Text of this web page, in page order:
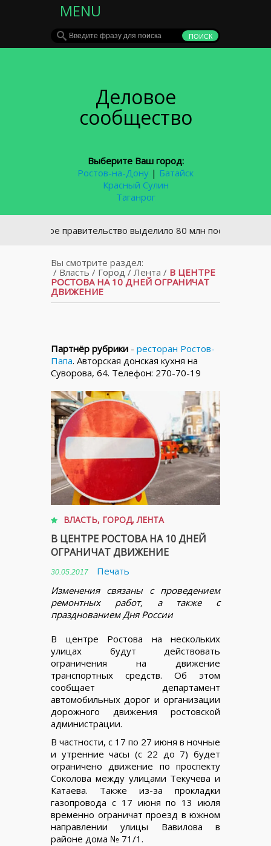
MENU
Деловое
сообщество
Выберите Ваш город:
Ростов-на-Дону | Батайск
Красный Сулин
Таганрог
правительство выделило 80 млн пострадавшим от
Вы смотрите раздел:
/ Власть / Город / Лента / В ЦЕНТРЕ
РОСТОВА НА 10 ДНЕЙ ОГРАНИЧАТ
ДВИЖЕНИЕ
Партнёр рубрики - ресторан Ростов-
Папа. Авторская донская кухня на
Суворова, 64. Телефон: 270-70-19
ВЛАСТЬ, ГОРОД,ЛЕНТА
В ЦЕНТРЕ РОСТОВА НА 10 ДНЕЙ
ОГРАНИЧАТ ДВИЖЕНИЕ
30.05.2017
Печать
Изменения связаны с проведением
ремонтных работ, а также с
празднованием Дня России
В центре Ростова на нескольких
улицах будут действовать
ограничения на движение
транспортных средств. Об этом
сообщает департамент
автомобильных дорог и организации
дорожного движения ростовской
администрации.
В частности, с 17 по 27 июня в ночные
и утренние часы (с 22 до 7) будет
ограничено движение по проспекту
Соколова между улицами Текучева и
Катаева. Также из-за прокладки
газопровода с 17 июня по 13 июля
временно ограничат проезд в южном
направлении улицы Вавилова в
районе дома № 71/1.